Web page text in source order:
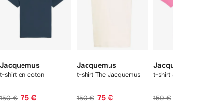
Jacquemus
t-shirt en coton
150 € 75 €
Jacquemus
t-shirt The Jacquemus
150 € 75 €
Jacquemus
t-shirt à logo
150 €